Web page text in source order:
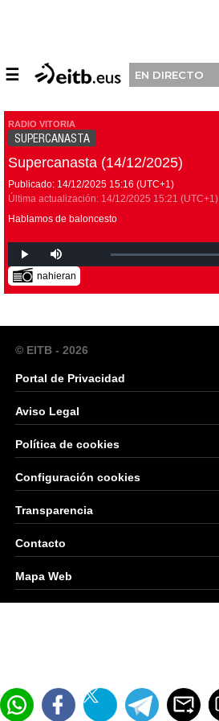
☰ EN DIRECTO
RADIO VITORIA
SUPERCANASTA
Supercanasta (14/12/2025)
Publicado: 14/12/2025 15:16 (UTC+1)
Última actualización: 14/12/2025 15:21 (UTC+1)
Hablamos de baloncesto
nahieran
© EITB - 2026
Portal de Privacidad
Aviso Legal
Política de cookies
Configuración cookies
Transparencia
Contacto
Mapa Web